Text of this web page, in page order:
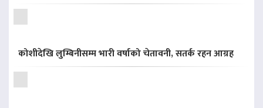
कोशीदेखि लुम्बिनीसम्म भारी वर्षाको चेतावनी, सतर्क रहन आग्रह